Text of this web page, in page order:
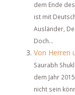
dem Ende
ist mit
Ausländer,
Doch...
Von Herren
Saurabh
dem Jahr
nicht sein